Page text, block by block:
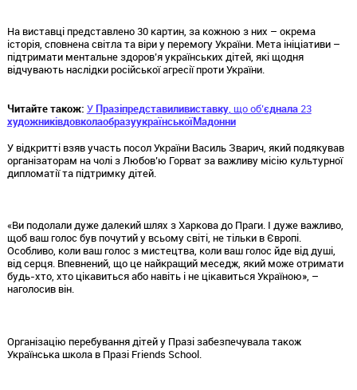
На виставці представлено 30 картин, за кожною з них – окрема
історія, сповнена світла та віри у перемогу України. Мета ініціативи –
підтримати ментальне здоров’я українських дітей, які щодня
відчувають наслідки російської агресії проти України.
Читайте також: УПразіпредставиливиставку, що об’єднала23
художниківдовколаобразуукраїнськоїМадонни
У відкритті взяв участь посол України Василь Зварич, який подякував
організаторам на чолі з Любов’ю Горват за важливу місію культурної
дипломатії та підтримку дітей.
«Ви подолали дуже далекий шлях з Харкова до Праги. І дуже важливо,
щоб ваш голос був почутий у всьому світі, не тільки в Європі.
Особливо, коли ваш голос з мистецтва, коли ваш голос йде від душі,
від серця. Впевнений, що це найкращий меседж, який може отримати
будь-хто, хто цікавиться або навіть і не цікавиться Україною», –
наголосив він.
Організацію перебування дітей у Празі забезпечувала також
Українська школа в Празі Friends School.